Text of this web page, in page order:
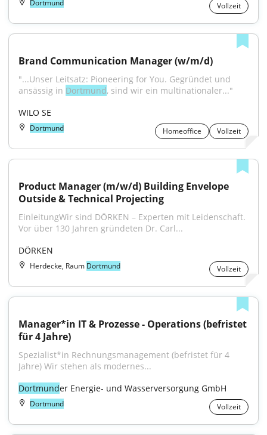
Dortmund Vollzeit
Brand Communication Manager (w/m/d)
"...Unser Leitsatz: Pioneering for You. Gegründet und
ansässig in Dortmund, sind wir ein multinationaler..."
WILO SE
Dortmund Homeoffice Vollzeit
Product Manager (m/w/d) Building Envelope
Outside & Technical Projecting
EinleitungWir sind DÖRKEN – Experten mit Leidenschaft.
Vor über 130 Jahren gründeten Dr. Carl...
DÖRKEN
Herdecke, Raum Dortmund Vollzeit
Manager*in IT & Prozesse - Operations (befristet
für 4 Jahre)
Spezialist*in Rechnungsmanagement (befristet für 4
Jahre) Wir stehen als modernes...
Dortmunder Energie- und Wasserversorgung GmbH
Dortmund Vollzeit